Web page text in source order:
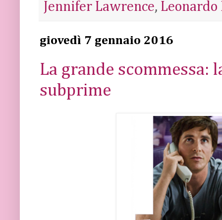
Jennifer Lawrence, Leonardo
giovedì 7 gennaio 2016
La grande scommessa:
subprime